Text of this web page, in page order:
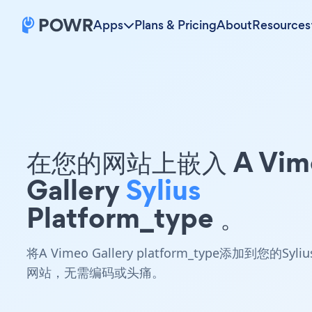
Apps Plans & PricingAboutResources
在您的网站上嵌入 A
GallerySylius
Platform_type 。
将A Vimeo Gallery platform_type添加到您的
网站，无需编码或头痛。